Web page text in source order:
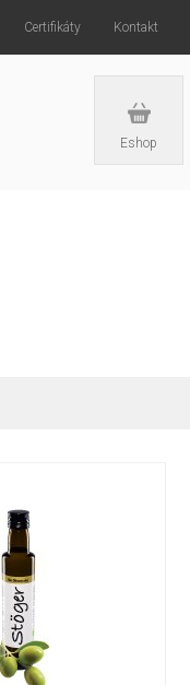
Certifikáty Kontakt
Eshop